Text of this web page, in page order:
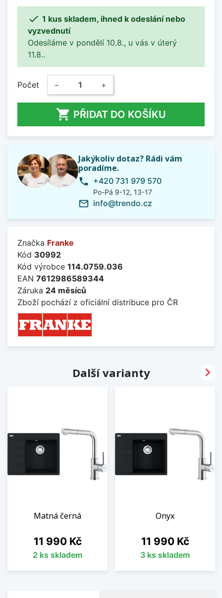
 1 kus skladem, ihned k odeslání nebo
vyzvednutí
Odesíláme v pondělí 10.8., u vás v úterý
11.8..
Počet − +
 PŘIDAT DO KOŠÍKU
Jakýkoliv dotaz? Rádi vám
poradíme.
phone +420 731 979 570
Po-Pá 9-12, 13-17
mail_outline info@trendo.cz
Značka Franke
Kód 30992
Kód výrobce 114.0759.036
EAN 7612986589344
Záruka 24 měsíců
Zboží pochází z oficiální distribuce pro ČR
Další varianty
Matná černá
Cena
11 990 Kč
2 ks skladem
Onyx
Cena
11 990 Kč
3 ks skladem
